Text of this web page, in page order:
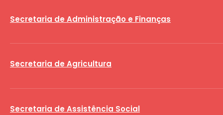
Secretaria de Administração e Finanças
Secretaria de Agricultura
Secretaria de Assistência Social